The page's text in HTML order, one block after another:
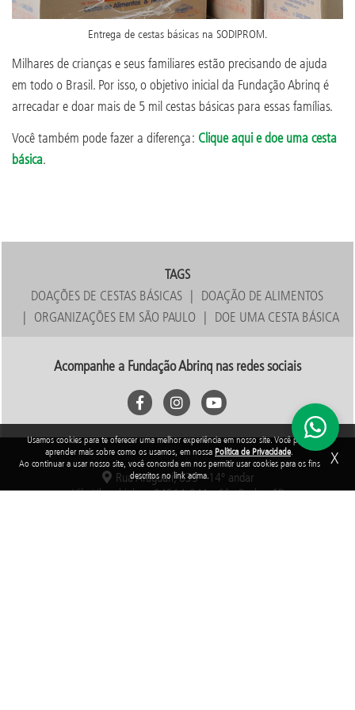
Usamos cookies para te oferecer uma melhor experiência em nosso site. Você pode
aprender mais sobre como os usamos, em nossa Política de Privacidade.
Ao continuar a usar nosso site, você concorda em nos permitir usar cookies para os fins
descritos no link acima.
X
Entrega de cestas básicas na SODIPROM.
Milhares de crianças e seus familiares estão precisando de ajuda
em todo o Brasil. Por isso, o objetivo inicial da Fundação Abrinq é
arrecadar e doar mais de 5 mil cestas básicas para essas famílias.
Você também pode fazer a diferença: Clique aqui e doe uma cesta
básica.
TAGS
DOAÇÕES DE CESTAS BÁSICAS
DOAÇÃO DE ALIMENTOS
ORGANIZAÇÕES EM SÃO PAULO
DOE UMA CESTA BÁSICA
Acompanhe a Fundação Abrinq nas redes sociais
Rua Araguari, 835 - 14º andar
Vila Uberabinha - 04514-041 - São Paulo - SP